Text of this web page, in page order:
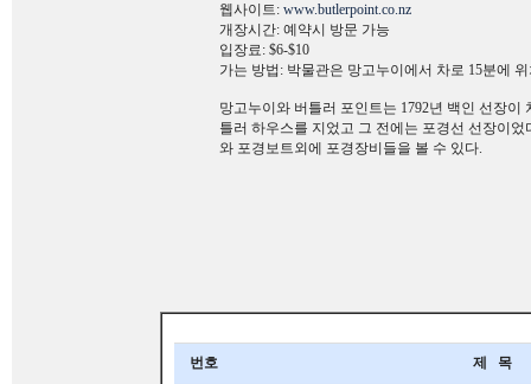
웹사이트: www.butlerpoint.co.nz
개장시간: 예약시 방문 가능
입장료: $6-$10
가는 방법: 박물관은 망고누이에서 차로 15분에
망고누이와 버틀러 포인트는 1792년 백인 선장
틀러 하우스를 지었고 그 전에는 포경선 선장이
와 포경보트외에 포경장비들을 볼 수 있다.
번호 제 목